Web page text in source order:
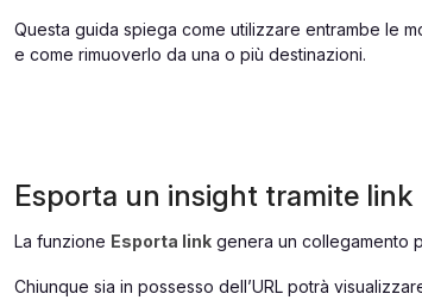
Questa guida spiega come utilizzare entrambe le
e come rimuoverlo da una o più destinazioni.
Esporta un insight tramite link
La funzione Esporta linkgenera un collegamento
Chiunque sia in possesso dell’URL potrà